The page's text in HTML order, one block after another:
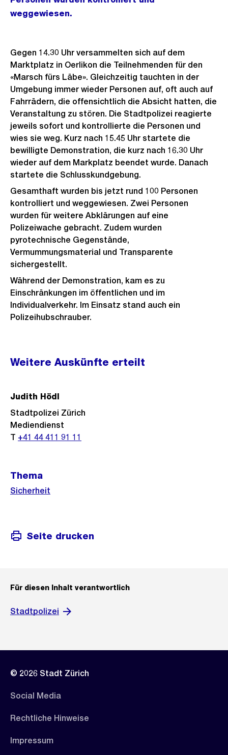
weggewiesen.
Gegen 14.30 Uhr versammelten sich auf dem
Marktplatz in Oerlikon die Teilnehmenden für den
«Marsch fürs Läbe». Gleichzeitig tauchten in der
Umgebung immer wieder Personen auf, oft auch auf
Fahrrädern, die offensichtlich die Absicht hatten, die
Veranstaltung zu stören. Die Stadtpolizei reagierte
jeweils sofort und kontrollierte die Personen und
wies sie weg. Kurz nach 15.45 Uhr startete die
bewilligte Demonstration, die kurz nach 16.30 Uhr
wieder auf dem Markplatz beendet wurde. Danach
startete die Schlusskundgebung.
Gesamthaft wurden bis jetzt rund 100 Personen
kontrolliert und weggewiesen. Zwei Personen
wurden für weitere Abklärungen auf eine
Polizeiwache gebracht. Zudem wurden
pyrotechnische Gegenstände,
Vermummungsmaterial und Transparente
sichergestellt.
Während der Demonstration, kam es zu
Einschränkungen im öffentlichen und im
Individualverkehr. Im Einsatz stand auch ein
Polizeihubschrauber.
Weitere
Informationen
Weitere Auskünfte erteilt
Judith Hödl
Stadtpolizei Zürich
Mediendienst
T +41 44 411 91 11
Thema
Sicherheit
Seite drucken
Für diesen Inhalt verantwortlich
Stadtpolizei
© 2026 Stadt Zürich
Social Media
Rechtliche Hinweise
Impressum